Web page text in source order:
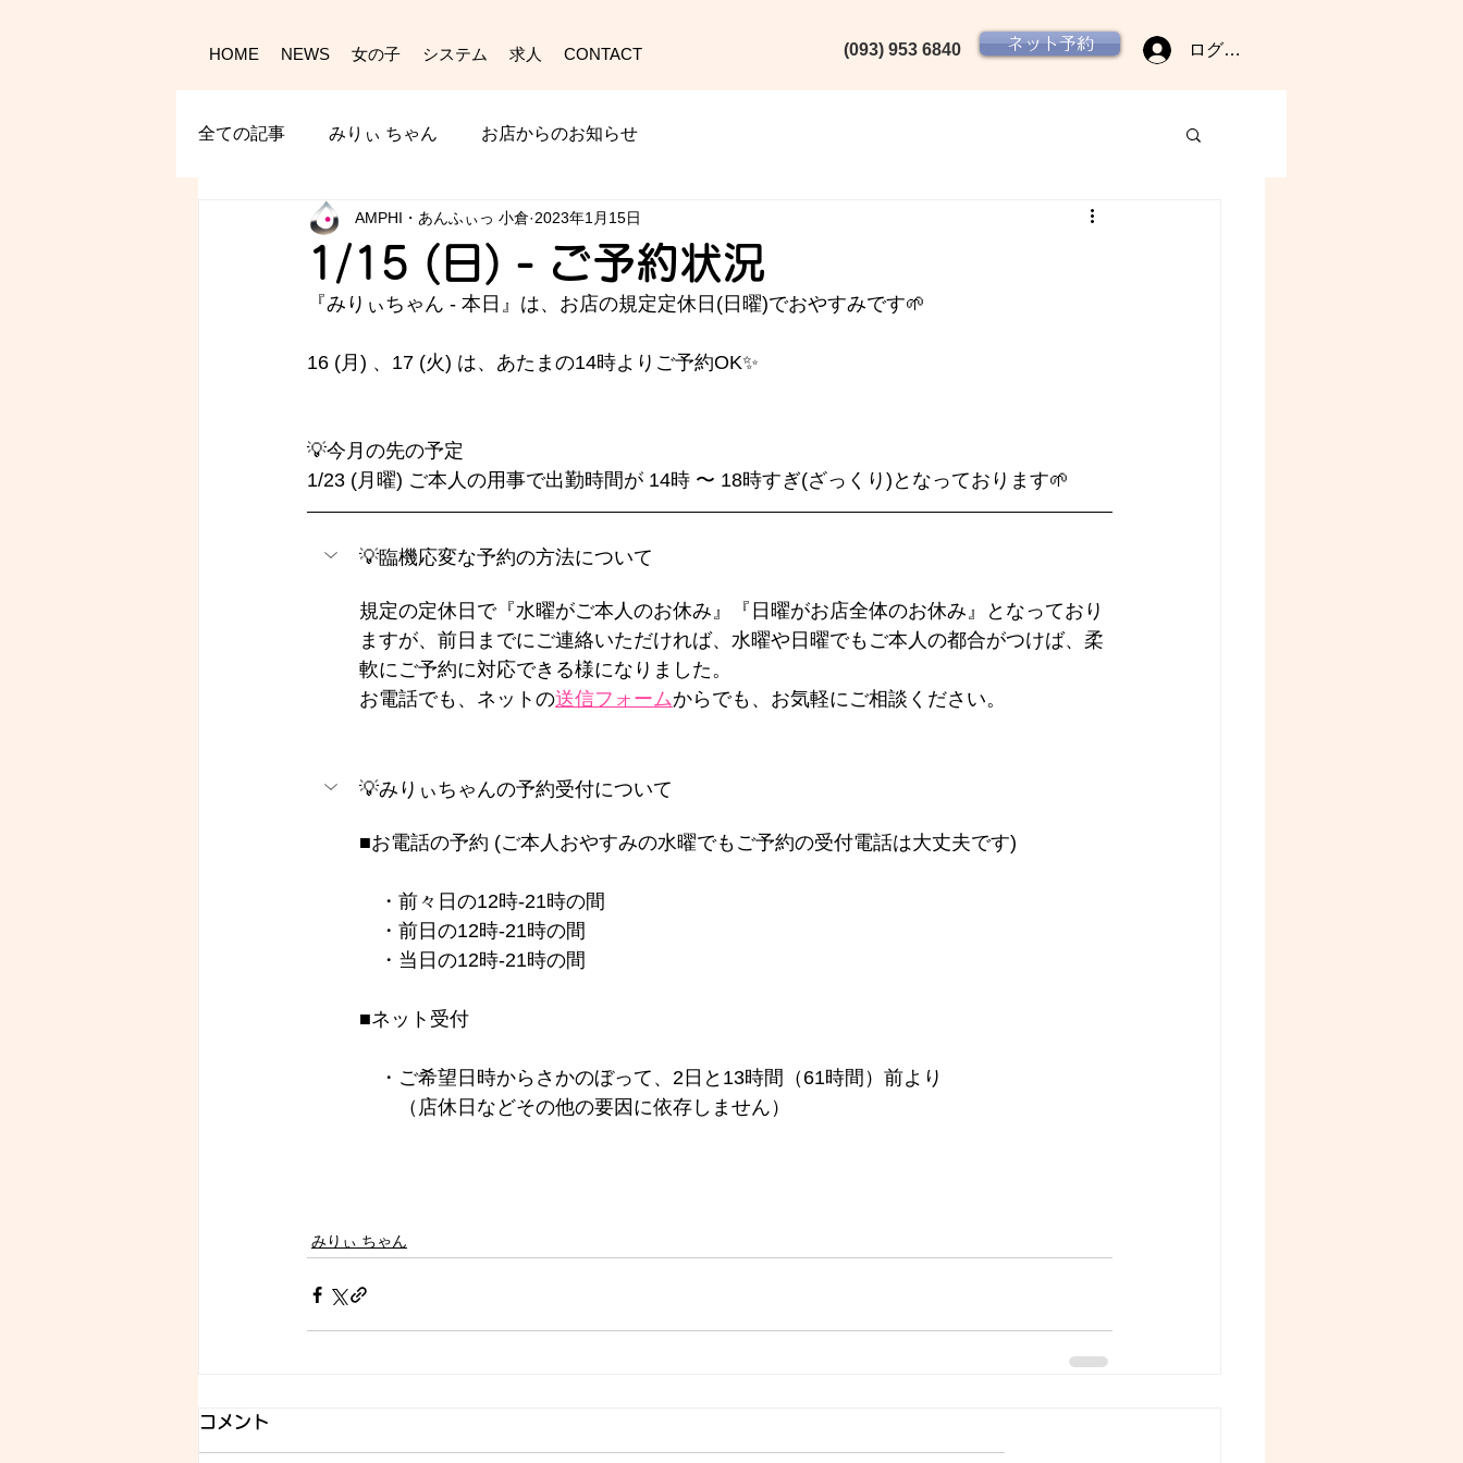
HOME NEWS 女の子 システム 求人 CONTACT (093) 953 6840‬ ネット予約 ログイン
全ての記事 みりぃ ちゃん お店からのお知らせ
1/15 (日) - ご予約状況
AMPHI・あんふぃっ 小倉 2023年1月15日
『みりぃちゃん - 本日』は、お店の規定定休日(日曜)でおやすみです🌱
16 (月) 、17 (火) は、あたまの14時よりご予約OK✨
💡今月の先の予定
1/23 (月曜) ご本人の用事で出勤時間が 14時 〜 18時すぎ(ざっくり)となっております🌱
💡臨機応変な予約の方法について
規定の定休日で『水曜がご本人のお休み』『日曜がお店全体のお休み』となっており
ますが、前日までにご連絡いただければ、水曜や日曜でもご本人の都合がつけば、柔
軟にご予約に対応できる様になりました。
お電話でも、ネットの送信フォームからでも、お気軽にご相談ください。
💡みりぃちゃんの予約受付について
■お電話の予約 (ご本人おやすみの水曜でもご予約の受付電話は大丈夫です)
・前々日の12時-21時の間
・前日の12時-21時の間
・当日の12時-21時の間
■ネット受付
・ご希望日時からさかのぼって、2日と13時間（61時間）前より
（店休日などその他の要因に依存しません）
みりぃ ちゃん
コメント